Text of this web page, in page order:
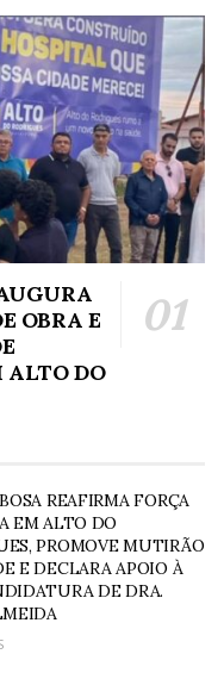
OBRA E
ALTO DO
REAFIRMA FORÇA
EM ALTO DO
PROMOVE MUTIRÃO
E DECLARA APOIO À
DE DRA.